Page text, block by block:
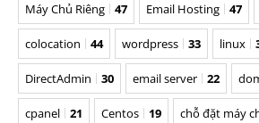
Máy Chủ Riêng 47 Email Hosting 47
colocation 44 wordpress 33 linux
DirectAdmin 30 email server 22
cpanel 21 Centos 19 chỗ đặt máy